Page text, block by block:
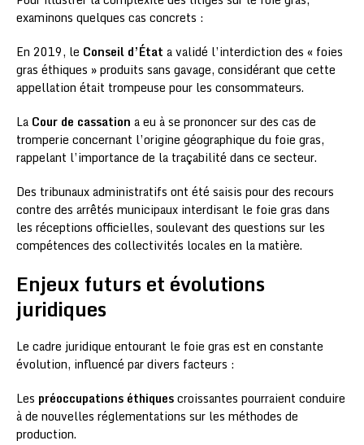
examinons quelques cas concrets :
En 2019, le Conseil d’État a validé l’interdiction des « foies
gras éthiques » produits sans gavage, considérant que cette
appellation était trompeuse pour les consommateurs.
La Cour de cassation a eu à se prononcer sur des cas de
tromperie concernant l’origine géographique du foie gras,
rappelant l’importance de la traçabilité dans ce secteur.
Des tribunaux administratifs ont été saisis pour des recours
contre des arrêtés municipaux interdisant le foie gras dans
les réceptions officielles, soulevant des questions sur les
compétences des collectivités locales en la matière.
Enjeux futurs et évolutions
juridiques
Le cadre juridique entourant le foie gras est en constante
évolution, influencé par divers facteurs :
Les préoccupations éthiquescroissantes pourraient conduire
à de nouvelles réglementations sur les méthodes de
production.